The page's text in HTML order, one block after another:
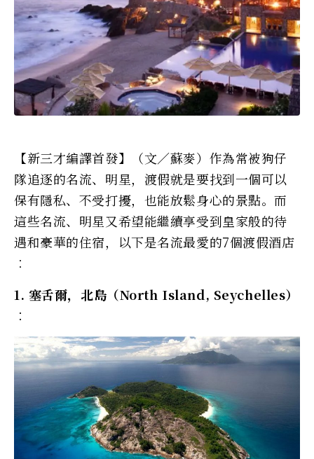
【新三才編譯首發】（文／蘇麥）作為常被狗仔
隊追逐的名流、明星，渡假就是要找到一個可以
保有隱私、不受打擾，也能放鬆身心的景點。而
這些名流、明星又希望能繼續享受到皇家般的待
遇和豪華的住宿，以下是名流最愛的7個渡假酒店
︰
1. 塞舌爾，北島（North Island, Seychelles）
︰